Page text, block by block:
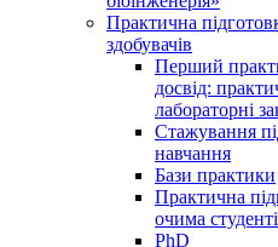
Практична
здобувачів
Перший
досвід:
лабораторні
Стажування
навчання
Бази практики
Практична
очима
PhD